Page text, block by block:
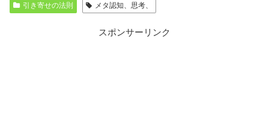
引き寄せの法則 メタ認知、思考、
スポンサーリンク